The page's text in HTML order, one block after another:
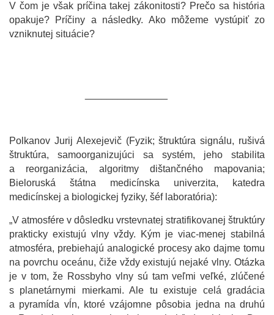
V čom je však príčina takej zákonitosti? Prečo sa história
opakuje? Príčiny a následky. Ako môžeme vystúpiť zo
vzniknutej situácie?
Polkanov Jurij Alexejevič (Fyzik; štruktúra signálu, rušivá
štruktúra, samoorganizujúci sa systém, jeho stabilita
a reorganizácia, algoritmy dištančného mapovania;
Bieloruská štátna medicínska univerzita, katedra
medicínskej a biologickej fyziky, šéf laboratória):
„V atmosfére v dôsledku vrstevnatej stratifikovanej štruktúry
prakticky existujú vlny vždy. Kým je viac-menej stabilná
atmosféra, prebiehajú analogické procesy ako dajme tomu
na povrchu oceánu, čiže vždy existujú nejaké vlny. Otázka
je v tom, že Rossbyho vlny sú tam veľmi veľké, zlúčené
s planetárnymi mierkami. Ale tu existuje celá gradácia
a pyramída vĺn, ktoré vzájomne pôsobia jedna na druhú